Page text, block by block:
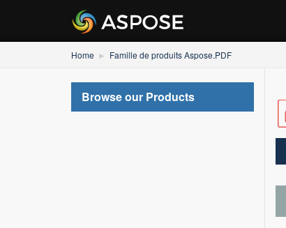
Home Famille de produits Aspose.PDF
Browse our Products